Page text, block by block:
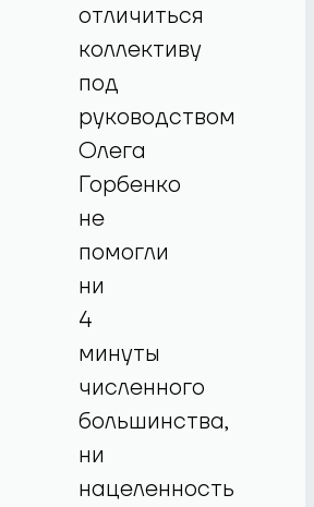
отличиться
коллективу
под
руководством
Олега
Горбенко
не
помогли
ни
4
минуты
численного
большинства,
ни
нацеленность